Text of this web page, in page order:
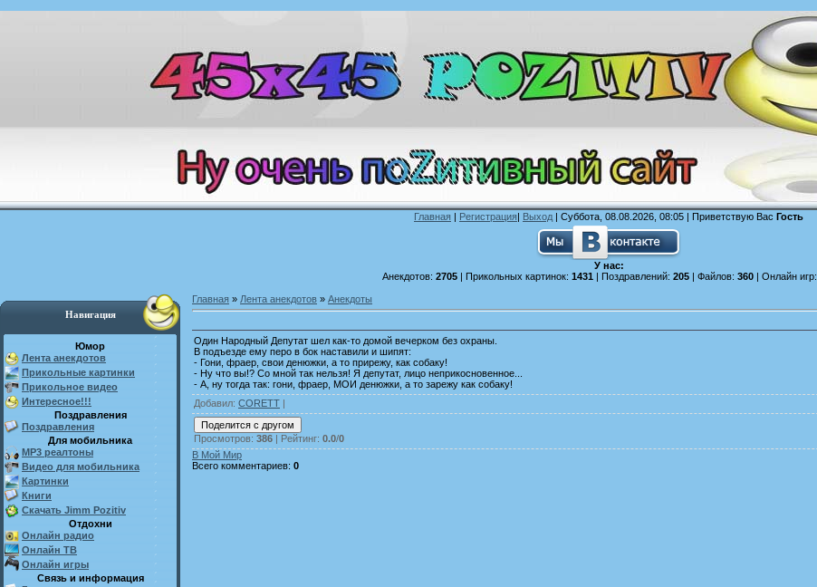
Главная | Регистрация| Выход | Суббота, 08.08.2026, 08:05 | Приветствую Вас Гость
У нас:
Анекдотов: 2705| Прикольных картинок: 1431| Поздравлений: 205| Файлов: 360| Онлайн игр:
Навигация
Юмор
Лента анекдотов
Прикольные картинки
Прикольное видео
Интересное!!!
Поздравления
Поздравления
Для мобильника
MP3 реалтоны
Видео для мобильника
Картинки
Книги
Скачать Jimm Pozitiv
Отдохни
Онлайн радио
Онлайн ТВ
Онлайн игры
Связь и информация
Главная » Лента анекдотов » Анекдоты
Один Народный Депутат шел как-то домой вечерком без охраны.
В подъезде ему перо в бок наставили и шипят:
- Гони, фраер, свои денюжки, а то прирежу, как собаку!
- Ну что вы!? Со мной так нельзя! Я депутат, лицо неприкосновенное...
- А, ну тогда так: гони, фраер, МОИ денюжки, а то зарежу как собаку!
Добавил: CORETT |
Просмотров: 386 | Рейтинг: 0.0/0
В Мой Мир
Всего комментариев: 0